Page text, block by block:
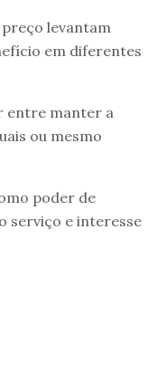
levantam
em diferentes
entre manter a
ou mesmo
poder de
serviço e interesse